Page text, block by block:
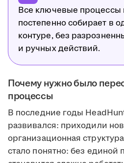
Все ключевые процессы
постепенно собирает в
контуре, без
и ручных действий.
Почему нужно было
процессы
В последние годы
развивался: приходили
организационная
стало понятно: без единой